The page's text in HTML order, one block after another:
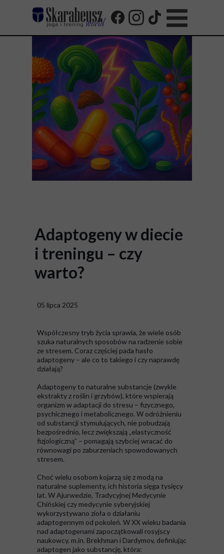
05 lipca 2025
Adaptogeny w diecie
i treningu – czy
warto?
Współczesny tryb życia sprawia, że wiele osób
szuka naturalnych sposobów na radzenie sobie
ze stresem. Coraz częściej pada hasło
adaptogeny – ale co to takiego i czy naprawdę
działają?
Adaptogeny to naturalne substancje (zwykle
ekstrakty z roślin i grzybów), które wspierają
organizm w adaptacji do stresu – fizycznego,
psychicznego i metabolicznego. W odróżnieniu
od substancji stymulujących, nie pobudzają
bezpośrednio, lecz zwiększają „elastyczność
fizjologiczną” – pomagają szybciej wracać do
równowagi po zaburzeniach spowodowanych
stresem.
Choć wielu osobom kojarzą się z modą na
naturalne suplementy, ich historia sięga tysięcy
lat. W Ajurwedzie, Tradycyjnej Medycynie
Chińskiej czy medycynie syberyjskiej
wykorzystywano zioła o działaniu
adaptogennym od pokoleń. W XX wieku badania
nad adaptogenami zapoczątkowali rosyjscy
naukowcy, m.in. Brekhman i Dardymov, definiując
adaptogen jako substancję, która: